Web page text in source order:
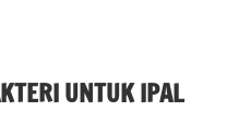
UNTUK IPAL